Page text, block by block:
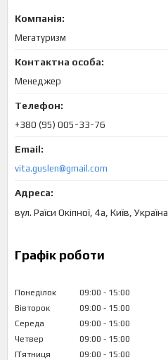
Мегатуризм
Менеджер
+380 (95) 005-33-76
vita.guslen@gmail.com
вул. Раїси Окіпної, 4а, Київ, Україна
Графік роботи
Понеділок 09:00
15:00
Вівторок
09:00
15:00
Середа
09:00
15:00
Четвер
09:00
15:00
Пʼятниця
09:00
15:00